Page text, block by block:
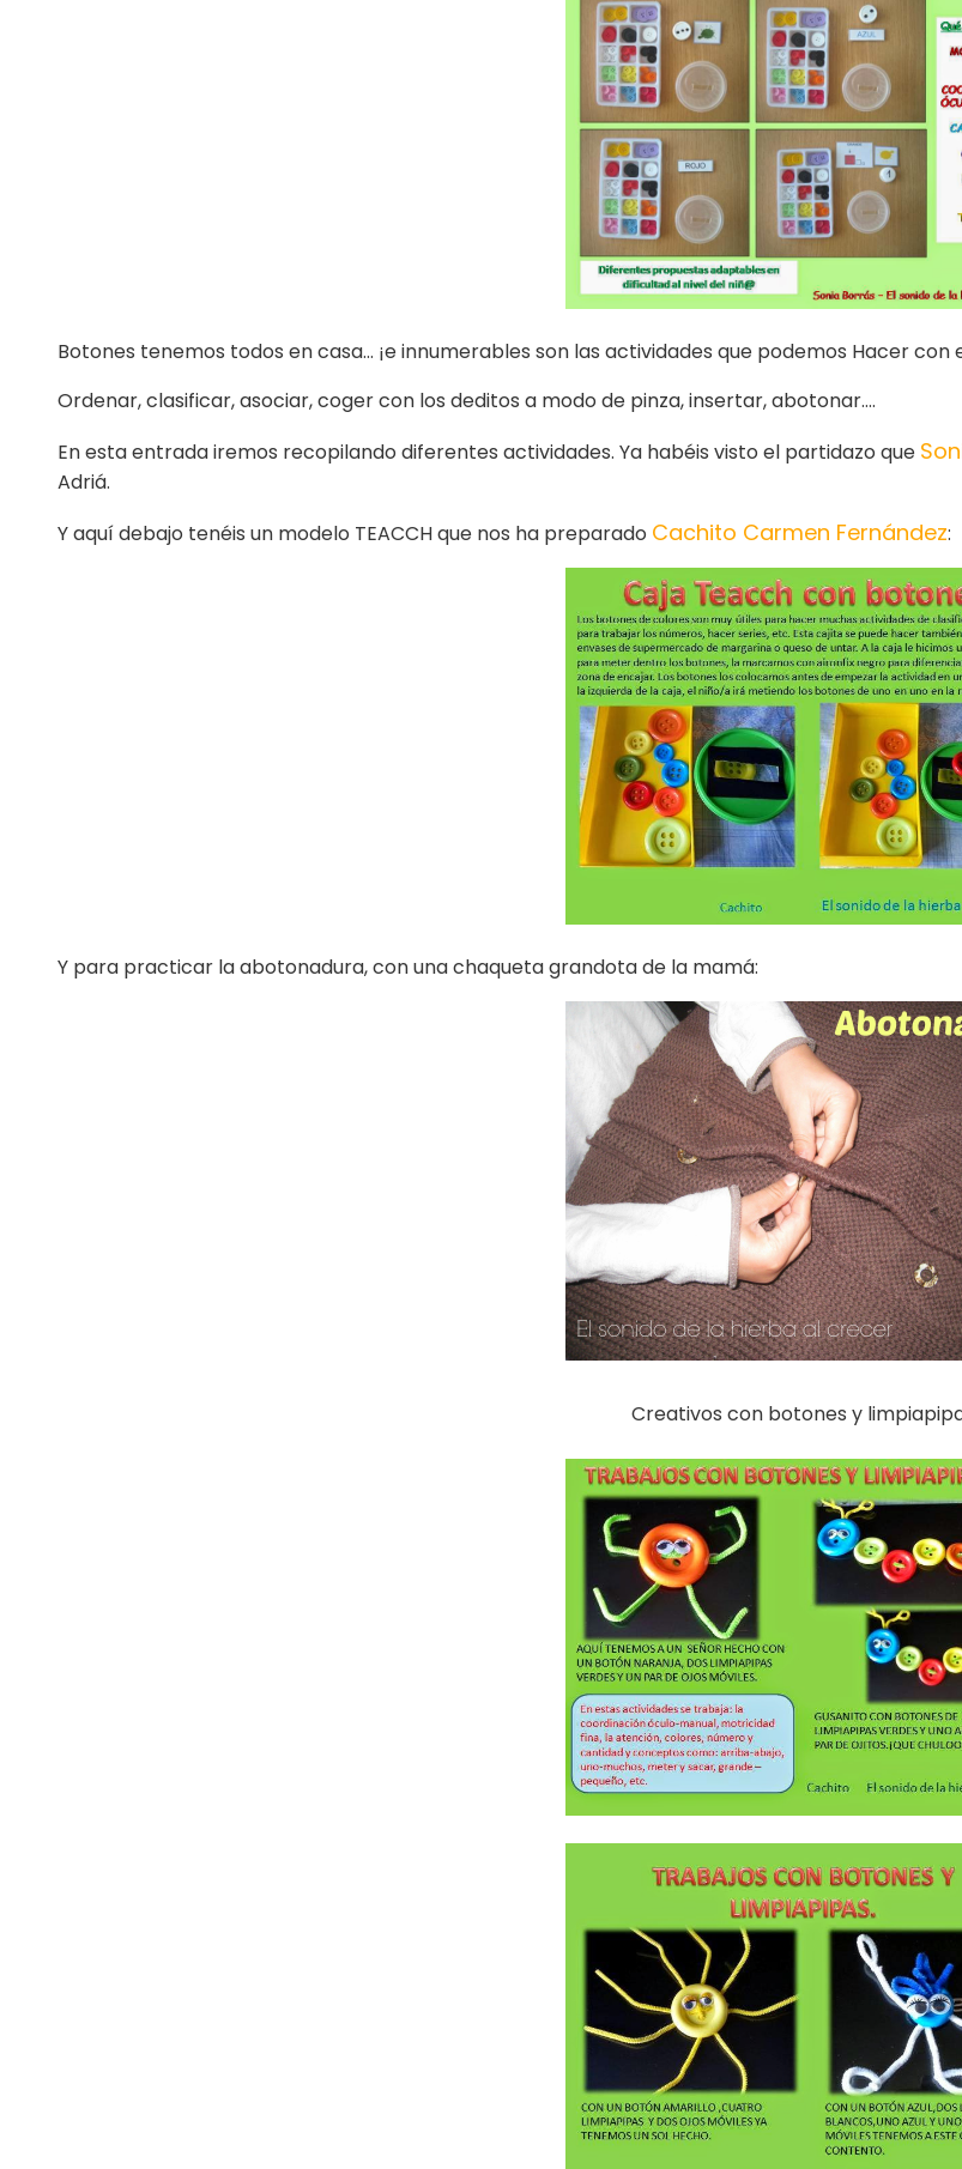
Botones tenemos todos en casa… ¡e innumerables son las actividades que podemos Hacer con
Ordenar, clasificar, asociar, coger con los deditos a modo de pinza, insertar, abotonar….
En esta entrada iremos recopilando diferentes actividades. Ya habéis visto el partidazo que
Adriá.
Y aquí debajo tenéis un modelo TEACCH que nos ha preparado Cachito Carmen Fernández:
Y para practicar la abotonadura, con una chaqueta grandota de la mamá:
Creativos con botones y